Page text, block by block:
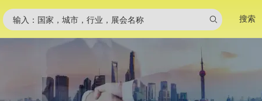
输入：国家，城市，行业，展会名称 搜索